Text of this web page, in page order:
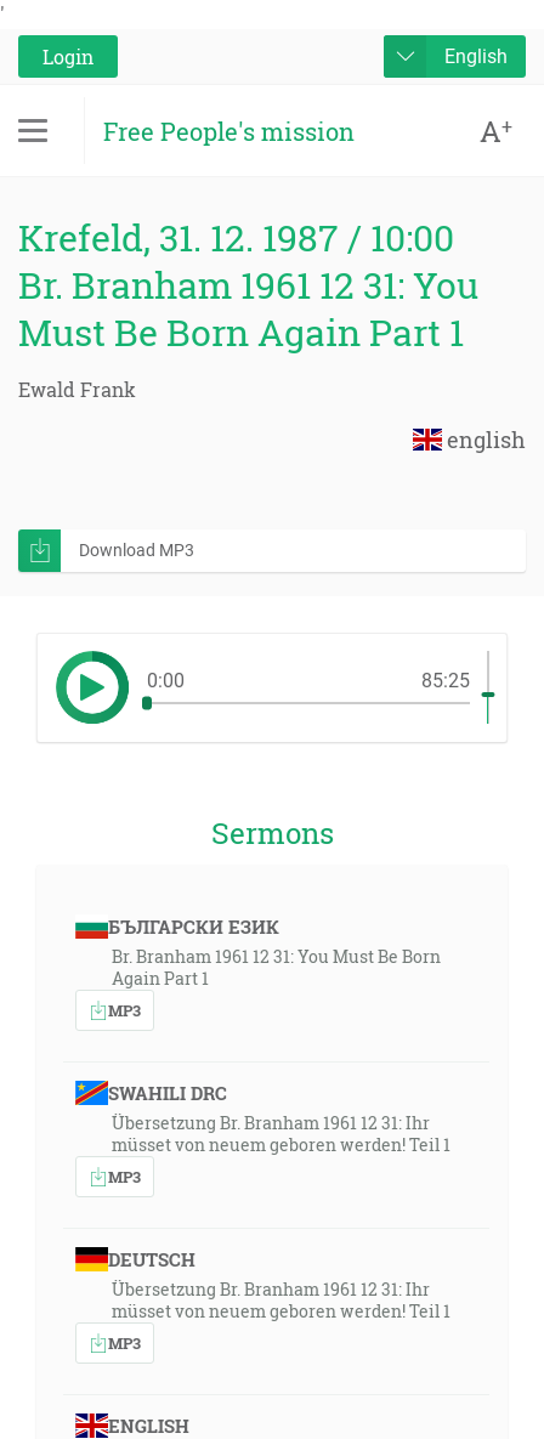
'
Login
English
Free People's mission A+
Krefeld, 31. 12. 1987 / 10:00
Br. Branham 1961 12 31: You
Must Be Born Again Part 1
Ewald Frank
english
Download MP3
0:00 85:25
Sermons
БЪЛГАРСКИ ЕЗИК
Br. Branham 1961 12 31: You Must Be Born
Again Part 1
MP3
SWAHILI DRC
Übersetzung Br. Branham 1961 12 31: Ihr
müsset von neuem geboren werden! Teil 1
MP3
DEUTSCH
Übersetzung Br. Branham 1961 12 31: Ihr
müsset von neuem geboren werden! Teil 1
MP3
ENGLISH